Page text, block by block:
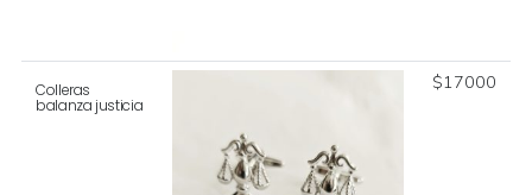
Colleras
balanza justicia
$17000